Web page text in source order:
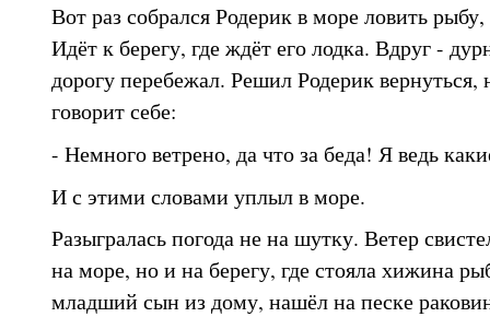
Вот раз собрался Родерик в море ловить
Идёт к берегу, где ждёт его лодка. Вдруг -
дорогу перебежал. Решил Родерик вернуться,
говорит себе:
- Немного ветрено, да что за беда! Я ведь
И с этими словами уплыл в море.
Разыгралась погода не на шутку. Ветер
на море, но и на берегу, где стояла хижина
младший сын из дому, нашёл на песке